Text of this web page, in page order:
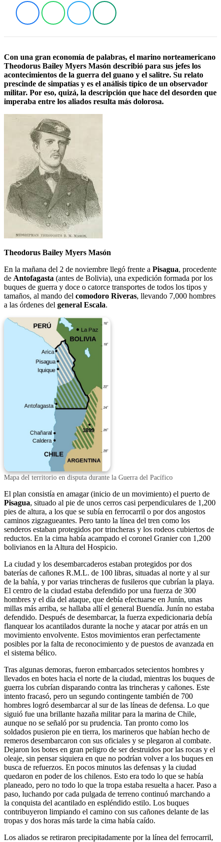
Con una gran economía de palabras, el marino norteamericano
Theodorus Bailey Myers Masón describió para sus jefes los
acontecimientos de la guerra del guano y el salitre. Su relato
prescinde de simpatías y es el análisis típico de un observador
militar. Por eso, quizá, la descripción que hace del desorden que
imperaba entre los aliados resulta más dolorosa.
Theodorus Bailey Myers Masón
En la mañana del 2 de noviembre llegó frente a Pisagua, procedente
de Antofagasta (antes de Bolivia), una expedición formada por los
buques de guerra y doce o catorce transportes de todos los tipos y
tamaños, al mando del comodoro Riveras, llevando 7,000 hombres
a las órdenes del general Escala.
Mapa del territorio en disputa durante la Guerra del Pacífico
El plan consistía en amagar (inicio de un movimiento) el puerto de
Pisagua, situado al pie de unos cerros casi perpendiculares de 1,200
pies de altura, a los que se subía en ferrocarril o por dos angostos
caminos zigzagueantes. Pero tanto la línea del tren como los
senderos estaban protegidos por trincheras y los rodeos cubiertos de
reductos. En la cima había acampado el coronel Granier con 1,200
bolivianos en la Altura del Hospicio.
La ciudad y los desembarcaderos estaban protegidos por dos
baterías de cañones R.M.L. de 100 libras, situadas al norte y al sur
de la bahía, y por varias trincheras de fusileros que cubrían la playa.
El centro de la ciudad estaba defendido por una fuerza de 300
hombres y el día del ataque, que debía efectuarse en Junín, unas
millas más arriba, se hallaba allí el general Buendía. Junín no estaba
defendido. Después de desembarcar, la fuerza expedicionaria debía
flanquear los acantilados durante la noche y atacar por atrás en un
movimiento envolvente. Estos movimientos eran perfectamente
posibles por la falta de reconocimiento y de puestos de avanzada en
el sistema bélico.
Tras algunas demoras, fueron embarcados setecientos hombres y
llevados en botes hacia el norte de la ciudad, mientras los buques de
guerra los cubrían disparando contra las trincheras y cañones. Este
intento fracasó, pero un segundo contingente también de 700
hombres logró desembarcar al sur de las líneas de defensa. Lo que
siguió fue una brillante hazaña militar para la marina de Chile,
aunque no se señaló por su prudencia. Tan pronto como los
soldados pusieron pie en tierra, los marineros que habían hecho de
remeros desembarcaron con sus oficiales y se plegaron al combate.
Dejaron los botes en gran peligro de ser destruidos por las rocas y el
oleaje, sin pensar siquiera en que no podrían volver a los buques en
busca de refuerzos. En pocos minutos las defensas y la ciudad
quedaron en poder de los chilenos. Esto era todo lo que se había
planeado, pero no todo lo que la tropa estaba resuelta a hacer. Paso a
paso, luchando por cada pulgada de terreno continuó marchando a
la conquista del acantilado en espléndido estilo. Los buques
contribuyeron limpiando el camino con sus cañones delante de las
tropas y dos horas más tarde la cima había caído.
Los aliados se retiraron precipitadamente por la línea del ferrocarril,